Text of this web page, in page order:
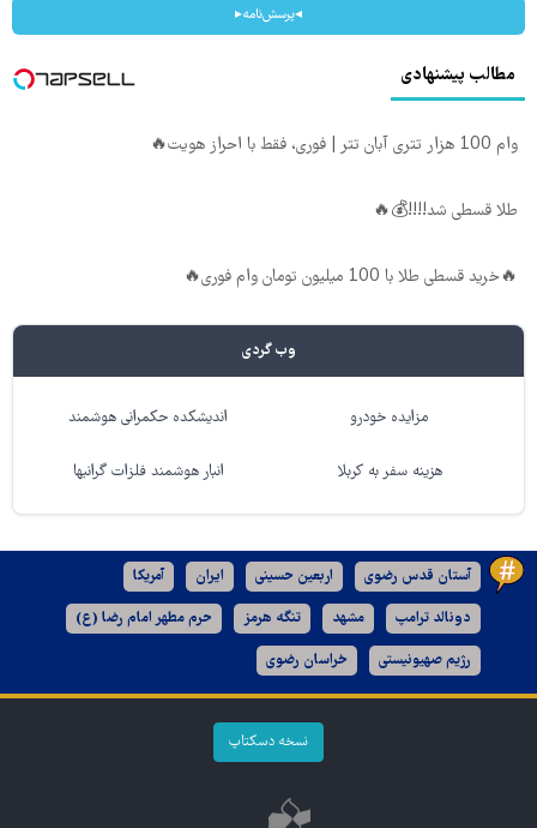
◂پرسش‌نامه▸
مطالب پیشنهادی
وام 100 هزار تتری آبان تتر | فوری، فقط با احراز هویت🔥
طلا قسطی شد!!!!💰🔥
🔥خرید قسطی طلا با 100 میلیون تومان وام فوری🔥
وب گردی
مزایده خودرو اندیشکده حکمرانی هوشمند
هزینه سفر به کربلا انبار هوشمند فلزات گرانبها
آستان قدس رضوی اربعین حسینی ایران آمریکا
دونالد ترامپ مشهد تنگه هرمز حرم مطهر امام رضا (ع)
رژیم صهیونیستی خراسان رضوی
نسخه دسکتاپ